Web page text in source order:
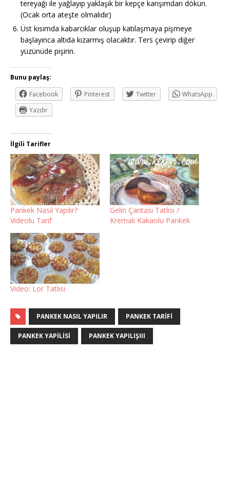
tereyağı ile yağlayıp yaklaşık bir kepçe karışımdan dökün.
(Ocak orta ateşte olmalıdır)
Üst kısımda kabarcıklar oluşup katılaşmaya pişmeye
başlayınca altıda kızarmış olacaktır. Ters çevirip diğer
yüzünüde pişirin.
Bunu paylaş:
Facebook
Pinterest Twitter
WhatsApp
Yazdır
İlgili Tarifler
Pankek Nasıl Yapılır?
Videolu Tarif
Gelin Çantası Tatlısı /
Kremalı Kakaolu Pankek
Video: Lor Tatlısı
PANKEK NASIL YAPILIR PANKEK TARIFI
PANKEK YAPILISI PANKEK YAPILIŞIII